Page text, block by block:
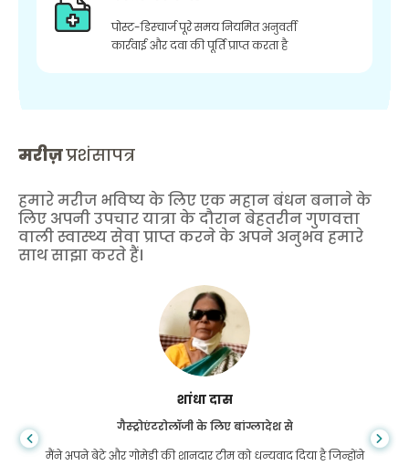
पोस्ट-डिस्चार्ज पूरे समय नियमित अनुवर्ती
कार्रवाई और दवा की पूर्ति प्राप्त करता है
मरीज़प्रशंसापत्र
हमारे मरीज भविष्य के लिए एक महान बंधन बनाने के
लिए अपनी उपचार यात्रा के दौरान बेहतरीन गुणवत्ता
वाली स्वास्थ्य सेवा प्राप्त करने के अपने अनुभव हमारे
साथ साझा करते हैं।
शांधा दास
गैस्ट्रोएंटरोलॉजी के लिए बांग्लादेश से
मैंने अपने बेटे और गोमेडी की शानदार टीम को धन्यवाद दिया है जिन्होंने